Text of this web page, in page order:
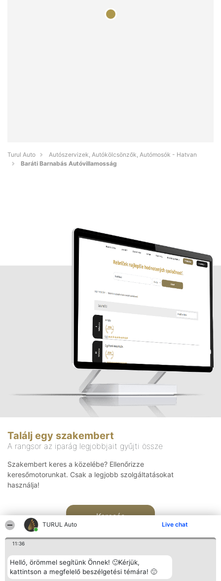
TURUL Auto Live chat
11:36
Helló, örömmel segítünk Önnek! 🙂Kérjük,
kattintson a megfelelő beszélgetési témára! 🙂
Turul Auto
Autószervizek, Autókölcsönzők, Autómosók - Hatvan
Baráti Barnabás Autóvillamosság
Találj egy szakembert
A rangsor az iparág legjobbjait gyűjti össze
Szakembert keres a közelébe? Ellenőrizze
keresőmotorunkat. Csak a legjobb szolgáltatásokat
használja!
Keresés